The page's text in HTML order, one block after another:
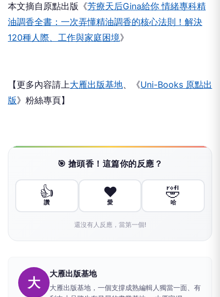
本文摘自原點出版《芳療天后Gina給你 情緒專科精
油調香全書：一次弄懂精油調香的核心法則！解決
120種人際、工作與家庭困境》
【更多內容請上大雁出版基地、《Uni-Books 原點出
版》粉絲專頁】
🎯 搶頭香！這篇你的反應？
👍
讚
❤️
愛
🤣
哈
還沒有人反應，當第一個!
大
大雁出版基地
大雁出版基地，一個支撐成熟編輯人獨當一面、有